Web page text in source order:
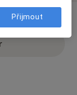
Přijmout